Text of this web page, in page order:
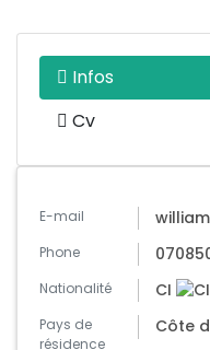
Infos
Cv
E-mail
Phone
Nationalité CI
Pays de
résidence
Côte